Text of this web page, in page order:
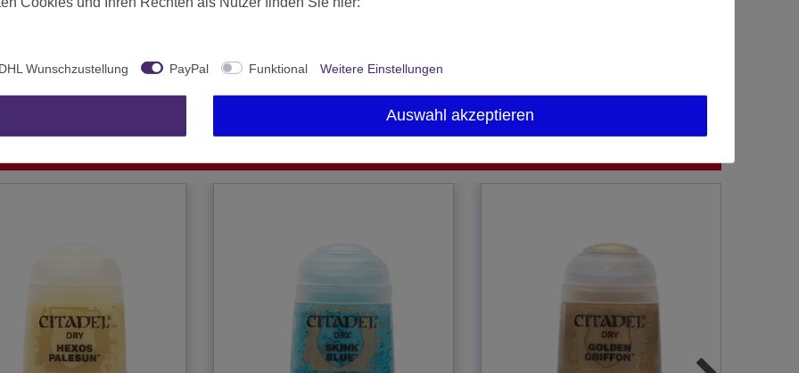
29-56
United Kingdom
18 Milliliter
DHL Wunschzustellung PayPal Funktional Weitere Einstellungen
Auswahl akzeptieren